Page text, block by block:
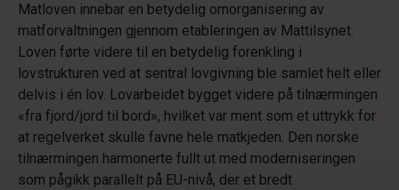
Matloven innebar en betydelig omorganisering av
matforvaltningen gjennom etableringen av Mattilsynet.
Loven førte videre til en betydelig forenkling i
lovstrukturen ved at sentral lovgivning ble samlet helt eller
delvis i én lov. Lovarbeidet bygget videre på tilnærmingen
«fra fjord/jord til bord», hvilket var ment som et uttrykk for
at regelverket skulle favne hele matkjeden. Den norske
tilnærmingen harmonerte fullt ut med moderniseringen
som pågikk parallelt på EU-nivå, der et bredt